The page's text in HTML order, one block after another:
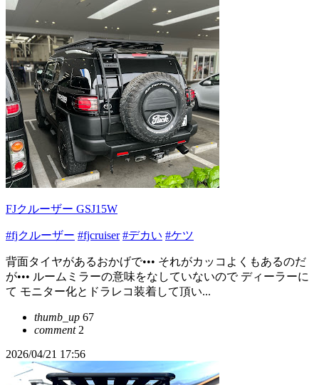
FJクルーザー GSJ15W
#fjクルーザー #fjcruiser #デカい #ケツ
背面タイヤがあるおかげで••• それがカッコよくもあるのだ
が••• ルームミラーの意味をなしていないので ディーラーに
て モニター化とドラレコ装着して頂い...
thumb_up 67
comment2
2026/04/21 17:56